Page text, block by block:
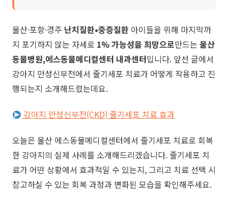
​울산·포항·경주 난치질환•중증질환 아이들을 위해 마지막까
지 포기하지 않는 자세로 1% 가능성을 희망으로만드는 울산
동물병원,에스동물메디컬센터 내과센터입니다. 앞선 글에서
강아지 만성신부전에서 줄기세포 치료가 어떻게 작용하고 진
행되는지 소개해드렸는데요.
강아지 만성신부전(CKD) 줄기세포 치료 효과
​오늘은 울산 에스동물메디컬센터에서 줄기세포 치료로 회복
한 강아지의 실제 사례를 소개해드리겠습니다. 줄기세포 치
료가 어떤 상황에서 효과적일 수 있는지, 그리고 치료 선택 시
참고하실 수 있는 회복 과정과 변화된 모습을 확인해주세요.